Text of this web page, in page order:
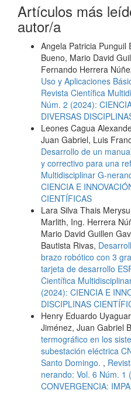
Artículos más
autor/a
Angela Patricia Punguil
Bueno, Mario David
Fernando Herrera
Uso y Aplicaciones
Revista Científica
Núm. 2 (2024):
DIVERSAS
Leones Cagua
Juan Gabriel, Luis
Desarrollo de un
y correctivo para una
Multidisciplinar G-
CIENCIA E
CIENTÍFICAS
Lara Silva Thais
Marlith, Ing. Herrera
Mario David Guillen
Bautista Rivas,
brazo robótico con 3
tarjeta de desarrollo
Científica
(2024): CIENCIA E
DISCIPLINAS
Henry Eduardo
Jiménez, Juan Gabriel
termográfico en los
subestación eléctrica
Santo Domingo. ,
nerando: Vol. 6 Núm. 1
CONVERGENCIA: